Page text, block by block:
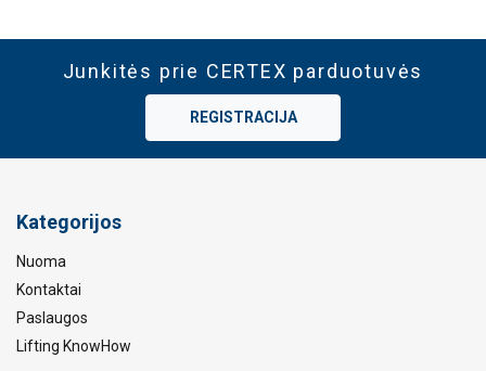
Junkitės prie CERTEX parduotuvės
REGISTRACIJA
Kategorijos
Nuoma
Kontaktai
Paslaugos
Lifting KnowHow